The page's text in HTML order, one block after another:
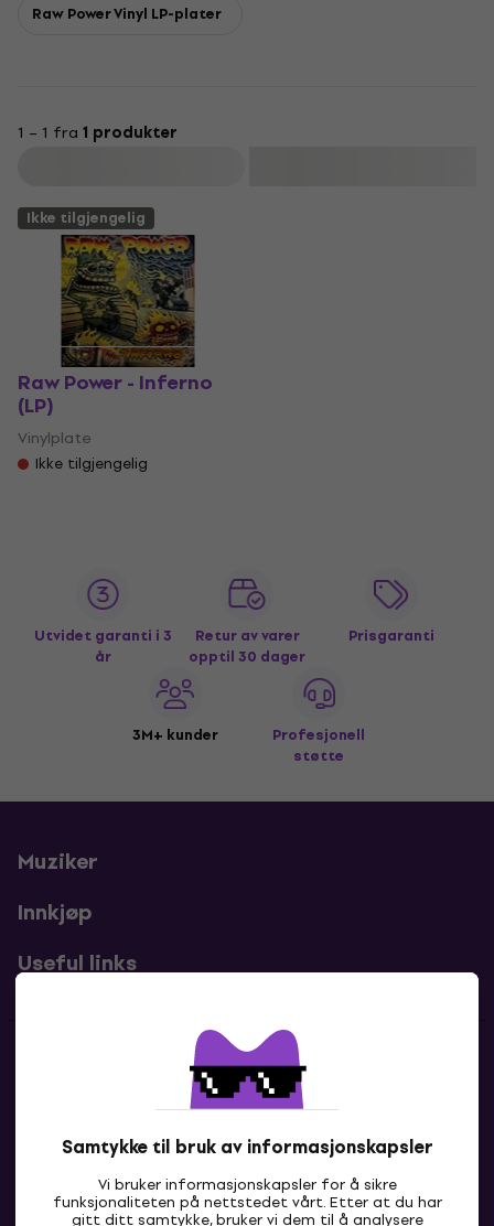
Samtykke til bruk av informasjonskapsler
Vi bruker informasjonskapsler for å sikre
funksjonaliteten på nettstedet vårt. Etter at du har
gitt ditt samtykke, bruker vi dem til å analysere
Raw Power Vinyl LP-plater
1 – 1 fra 1 produkter
Ikke tilgjengelig
Raw Power - Inferno
(LP)
Vinylplate
Ikke tilgjengelig
Utvidet garanti i 3
år
Retur av varer
opptil 30 dager
Prisgaranti
3M+ kunder
Profesjonell
støtte
Muziker
Innkjøp
Useful links
Kontakter
Kontakt oss